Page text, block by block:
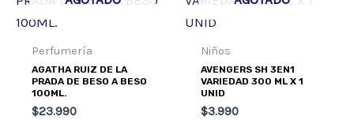
Perfumería
AGATHA RUIZ DE LA
PRADA DE BESO A BESO
100ML.
$23.990
Niños
AVENGERS SH 3EN1
VARIEDAD 300 ML X 1
UNID
$3.990